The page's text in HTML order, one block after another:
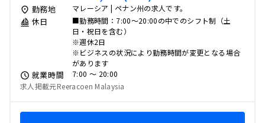
勤務地 マレーシア | ペナン州の求人です。
休日
■勤務時間：7:00～20:00の中でのシフト制（土
日・祝日を含む）
※週休2日
※ビジネスの状況により勤務時間が変更となる場合
があります
就業時間
7:00 〜 20:00
求人掲載元Reeracoen Malaysia